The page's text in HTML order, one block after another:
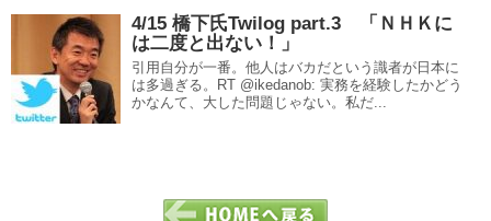
4/15 橋下氏Twilog part.3 「ＮＨＫに
は二度と出ない！」
引用自分が一番。他人はバカだという識者が日本に
は多過ぎる。RT @ikedanob: 実務を経験したかどう
かなんて、大した問題じゃない。私だ...